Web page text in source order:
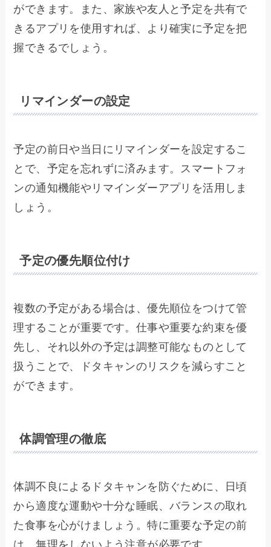
ができます。また、家族や友人と予定を共有で
きるアプリを使用すれば、より確実に予定を把
握できるでしょう。
リマインダーの設定
予定の前日や当日にリマインダーを設定するこ
とで、予定を忘れずに済みます。スマートフォ
ンの通知機能やリマインダーアプリを活用しま
しょう。
予定の優先順位付け
複数の予定がある場合は、優先順位をつけて管
理することが重要です。仕事や重要な約束を優
先し、それ以外の予定は調整可能なものとして
扱うことで、ドタキャンのリスクを減らすこと
ができます。
体調管理の徹底
体調不良によるドタキャンを防ぐために、日頃
から適度な運動や十分な睡眠、バランスの取れ
た食事を心がけましょう。特に重要な予定の前